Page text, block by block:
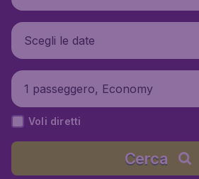
Scegli le date
1 passeggero, Economy
Voli diretti
Cerca